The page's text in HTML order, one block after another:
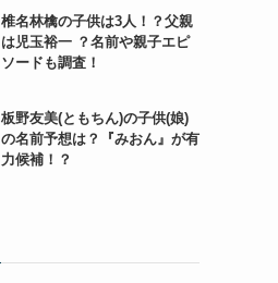
椎名林檎の子供は3人！？父親
は児玉裕一 ？名前や親子エピ
ソードも調査！
板野友美(ともちん)の子供(娘)
の名前予想は？『みおん』が有
力候補！？